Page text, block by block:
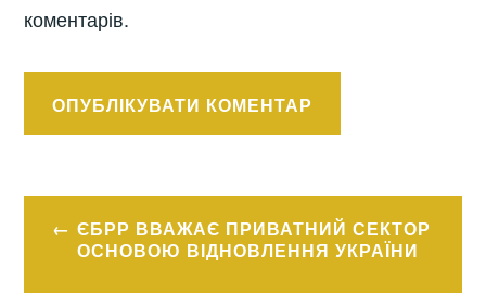
коментарів.
Навігація
записів
ЄБРР ВВАЖАЄ ПРИВАТНИЙ СЕКТОР
ОСНОВОЮ ВІДНОВЛЕННЯ УКРАЇНИ